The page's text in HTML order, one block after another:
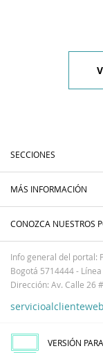
SECCIONES
MÁS INFORMACIÓN
CONOZCA NUESTROS
Info general del portal:
Bogotá 5714444 -
Dirección: Av. Calle 26
VERSIÓN